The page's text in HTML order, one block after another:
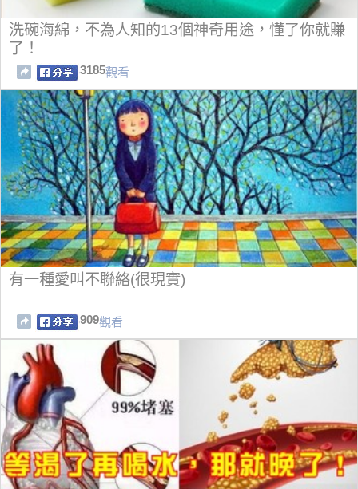
洗碗海綿，不為人知的13個神奇用途，懂了你就賺
了！
3185觀看
有一種愛叫不聯絡(很現實)
909觀看